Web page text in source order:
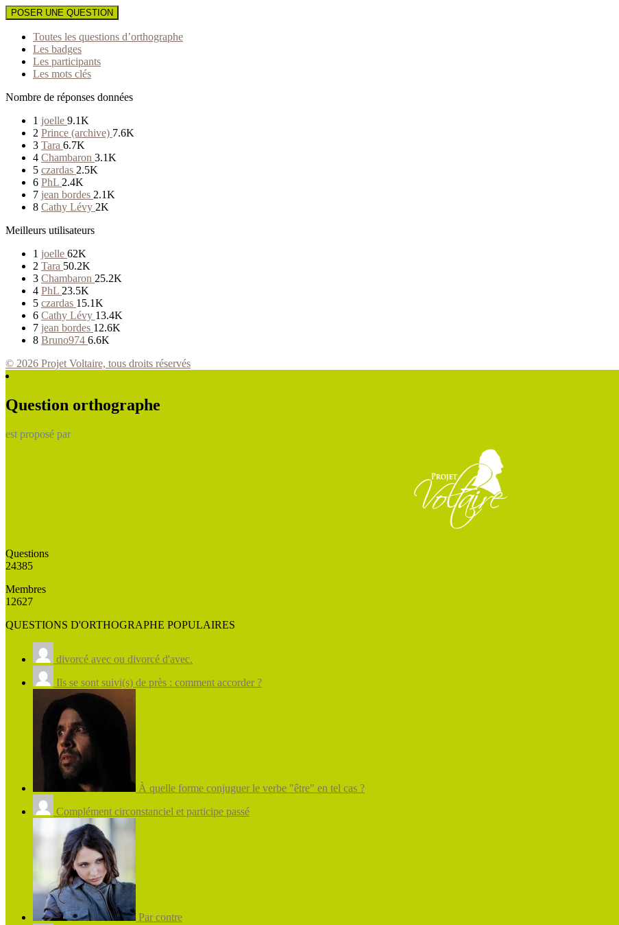
POSER UNE QUESTION
Toutes les questions d’orthographe
Les badges
Les participants
Les mots clés
Nombre de réponses données
1 joelle 9.1K
2 Prince (archive) 7.6K
3 Tara 6.7K
4 Chambaron 3.1K
5 czardas 2.5K
6 PhL 2.4K
7 jean bordes 2.1K
8 Cathy Lévy 2K
Meilleurs utilisateurs
1 joelle 62K
2 Tara 50.2K
3 Chambaron 25.2K
4 PhL 23.5K
5 czardas 15.1K
6 Cathy Lévy 13.4K
7 jean bordes 12.6K
8 Bruno974 6.6K
© 2026 Projet Voltaire, tous droits réservés
Question orthographe
est proposé par
Questions
24385
Membres
12627
QUESTIONS D'ORTHOGRAPHE POPULAIRES
divorcé avec ou divorcé d'avec.
Ils se sont suivi(s) de près : comment accorder ?
À quelle forme conjuguer le verbe "être" en tel cas ?
Complément circonstanciel et participe passé
Par contre